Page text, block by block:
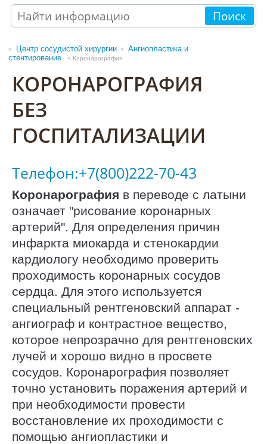
Поиск
Центр сосудистой хирургии <
Ангиопластика и
стентирование
< Коронарография
КОРОНАРОГРАФИЯ
БЕЗ
ГОСПИТАЛИЗАЦИИ
Телефон:+7(800)222-70-43
Коронарография в переводе с латыни
означает "рисование коронарных
артерий". Для определения причин
инфаркта миокарда и стенокардии
кардиологу необходимо проверить
проходимость коронарных сосудов
сердца. Для этого используется
специальный рентгеновский аппарат -
ангиограф и контрастное вещество,
которое непрозрачно для рентгеновских
лучей и хорошо видно в просвете
сосудов. Коронарография позволяет
точно установить поражения артерий и
при необходимости провести
восстановление их проходимости с
помощью ангиопластики и